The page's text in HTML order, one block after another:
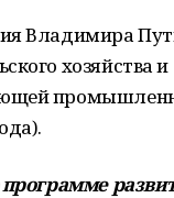
Владимира
хозяйства и
программе